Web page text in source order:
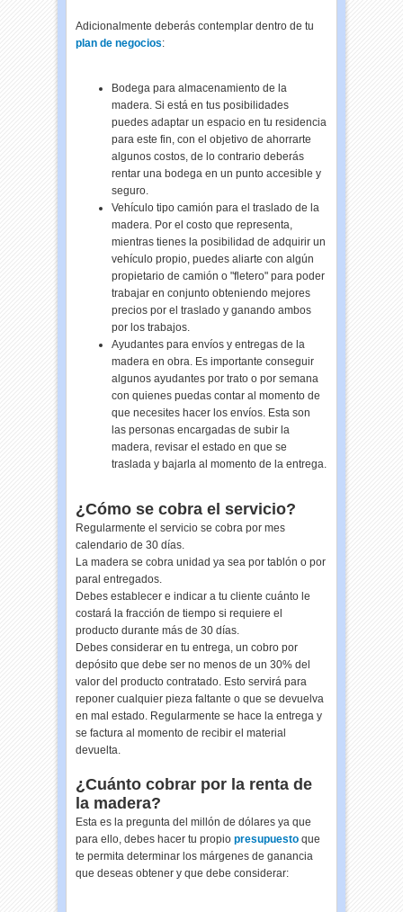
Adicionalmente deberás contemplar dentro de tu
plan de negocios:
Bodega para almacenamiento de la
madera. Si está en tus posibilidades
puedes adaptar un espacio en tu residencia
para este fin, con el objetivo de ahorrarte
algunos costos, de lo contrario deberás
rentar una bodega en un punto accesible y
seguro.
Vehículo tipo camión para el traslado de la
madera. Por el costo que representa,
mientras tienes la posibilidad de adquirir un
vehículo propio, puedes aliarte con algún
propietario de camión o "fletero" para poder
trabajar en conjunto obteniendo mejores
precios por el traslado y ganando ambos
por los trabajos.
Ayudantes para envíos y entregas de la
madera en obra. Es importante conseguir
algunos ayudantes por trato o por semana
con quienes puedas contar al momento de
que necesites hacer los envíos. Esta son
las personas encargadas de subir la
madera, revisar el estado en que se
traslada y bajarla al momento de la entrega.
¿Cómo se cobra el servicio?
Regularmente el servicio se cobra por mes
calendario de 30 días.
La madera se cobra unidad ya sea por tablón o por
paral entregados.
Debes establecer e indicar a tu cliente cuánto le
costará la fracción de tiempo si requiere el
producto durante más de 30 días.
Debes considerar en tu entrega, un cobro por
depósito que debe ser no menos de un 30% del
valor del producto contratado. Esto servirá para
reponer cualquier pieza faltante o que se devuelva
en mal estado. Regularmente se hace la entrega y
se factura al momento de recibir el material
devuelta.
¿Cuánto cobrar por la renta de
la madera?
Esta es la pregunta del millón de dólares ya que
para ello, debes hacer tu propiopresupuesto que
te permita determinar los márgenes de ganancia
que deseas obtener y que debe considerar: